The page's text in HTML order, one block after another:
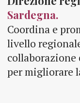
Sardegna.
Coordina e
livello
per migliorare